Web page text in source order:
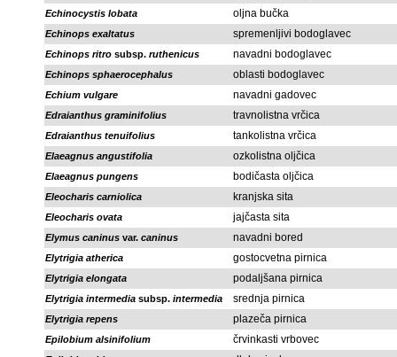
Echinocystis lobata oljna bučka
Echinops exaltatus spremenljivi bodoglavec
Echinops ritro subsp. ruthenicus navadni bodoglavec
Echinops sphaerocephalus oblasti bodoglavec
Echium vulgare navadni gadovec
Edraianthus graminifolius travnolistna vrčica
Edraianthus tenuifolius tankolistna vrčica
Elaeagnus angustifolia ozkolistna oljčica
Elaeagnus pungens bodičasta oljčica
Eleocharis carniolica kranjska sita
Eleocharis ovata jajčasta sita
Elymus caninus var. caninus navadni bored
Elytrigia atherica gostocvetna pirnica
Elytrigia elongata podaljšana pirnica
Elytrigia intermedia subsp. intermedia srednja pirnica
Elytrigia repens plazeča pirnica
Epilobium alsinifolium črvinkasti vrbovec